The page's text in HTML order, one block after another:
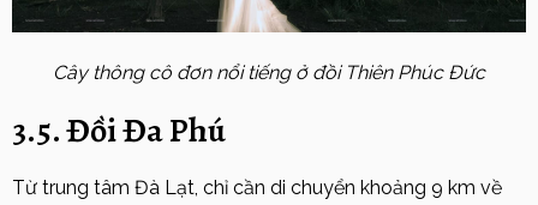
Cây thông cô đơn nổi tiếng ở đồi Thiên Phúc Đức
3.5. Đồi Đa Phú
Từ trung tâm Đà Lạt, chỉ cần di chuyển khoảng 9 km về